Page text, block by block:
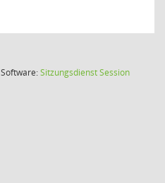
Software:SitzungsdienstSession(Wird in